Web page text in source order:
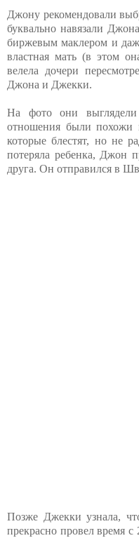
Джону рекомендовали
буквально навязали
биржевым маклером и
властная мать (в этом
велела дочери
Джона и Джекки.
На фото они
отношения были похожи
которые блестят, но не
потеряла ребенка, Джон
друга. Он отправился в
Позже Джекки узнала,
прекрасно провел время